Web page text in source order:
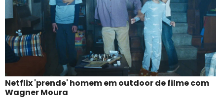
Netflix 'prende' homem em outdoor de filme com
Wagner Moura